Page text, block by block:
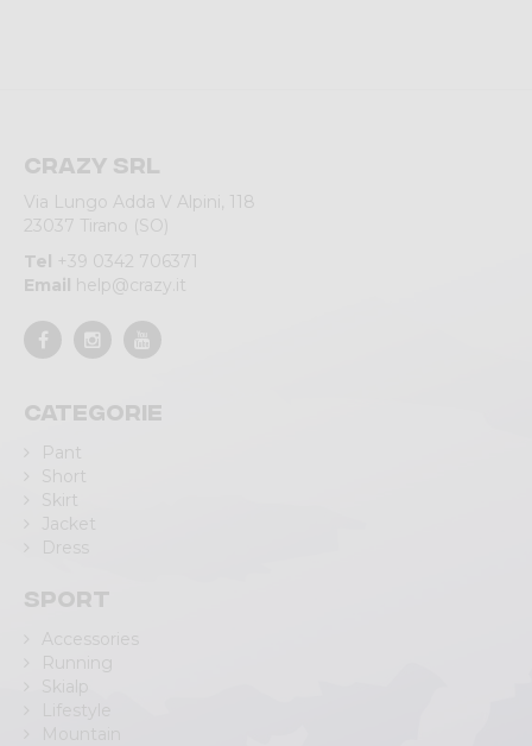
Crazy srl
Via Lungo Adda V Alpini, 118
23037 Tirano (SO)
Tel +39 0342 706371
Email help@crazy.it
Categorie
Pant
Short
Skirt
Jacket
Dress
Sport
Accessories
Running
Skialp